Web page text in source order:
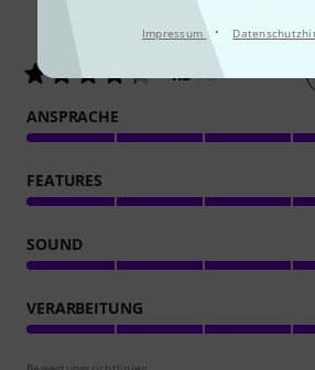
Impressum ·
4.3/ 5
ANSPRACHE
FEATURES
SOUND
VERARBEITUNG